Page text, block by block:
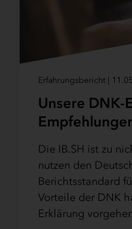
Erfahrungsbericht |
Unsere DNK-
Die IB.SH ist zu
nutzen den
Berichtsstandard
Vorteile der DNK
Erklärung